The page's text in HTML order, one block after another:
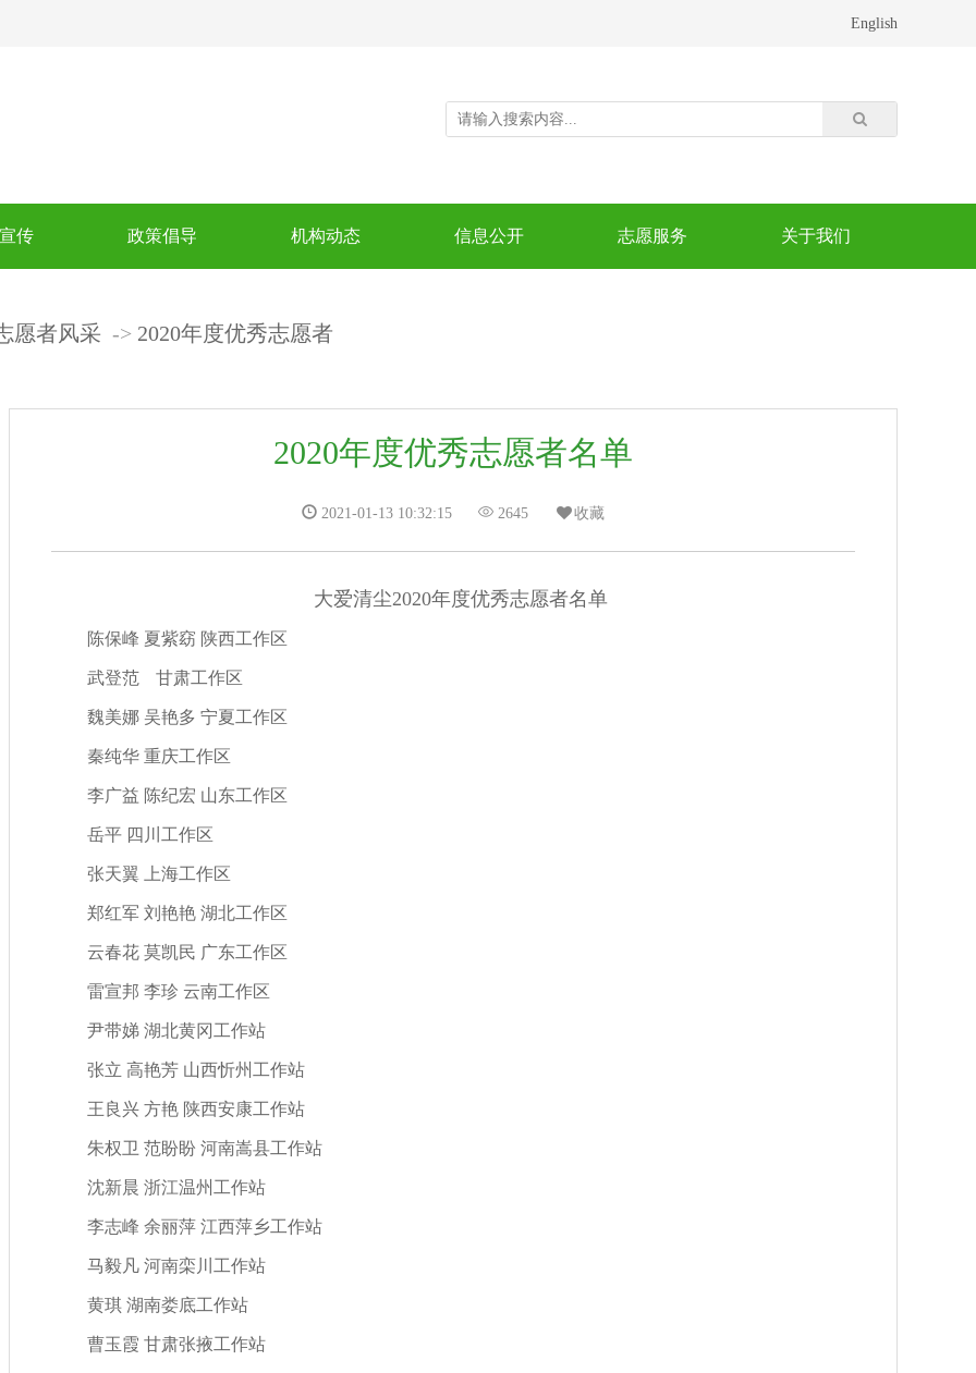
English
传 政策倡导 机构动态 信息公开 志愿服务 关于我们
愿者风采 2020年度优秀志愿者
2020年度优秀志愿者名单
2021-01-13 10:32:15 2645 收藏
大爱清尘2020年度优秀志愿者名单
陈保峰 夏紫窈 陕西工作区
武登范 甘肃工作区
魏美娜 吴艳多 宁夏工作区
秦纯华 重庆工作区
李广益 陈纪宏 山东工作区
岳平 四川工作区
张天翼 上海工作区
郑红军 刘艳艳 湖北工作区
云春花 莫凯民 广东工作区
雷宣邦 李珍 云南工作区
尹带娣 湖北黄冈工作站
张立 高艳芳 山西忻州工作站
王良兴 方艳 陕西安康工作站
朱权卫 范盼盼 河南嵩县工作站
沈新晨 浙江温州工作站
李志峰 余丽萍 江西萍乡工作站
马毅凡 河南栾川工作站
黄琪 湖南娄底工作站
曹玉霞 甘肃张掖工作站